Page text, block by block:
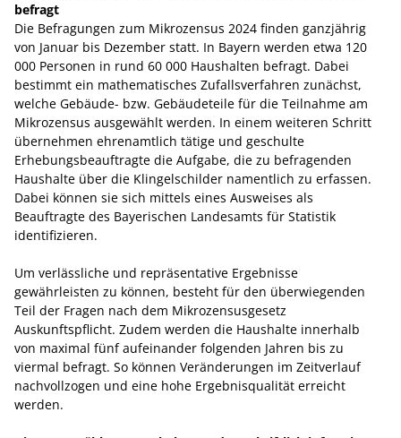
befragt
Die Befragungen zum Mikrozensus 2024 finden ganzjährig
von Januar bis Dezember statt. In Bayern werden etwa 120
000 Personen in rund 60 000 Haushalten befragt. Dabei
bestimmt ein mathematisches Zufallsverfahren zunächst,
welche Gebäude- bzw. Gebäudeteile für die Teilnahme am
Mikrozensus ausgewählt werden. In einem weiteren Schritt
übernehmen ehrenamtlich tätige und geschulte
Erhebungsbeauftragte die Aufgabe, die zu befragenden
Haushalte über die Klingelschilder namentlich zu erfassen.
Dabei können sie sich mittels eines Ausweises als
Beauftragte des Bayerischen Landesamts für Statistik
identifizieren.
Um verlässliche und repräsentative Ergebnisse
gewährleisten zu können, besteht für den überwiegenden
Teil der Fragen nach dem Mikrozensusgesetz
Auskunftspflicht. Zudem werden die Haushalte innerhalb
von maximal fünf aufeinander folgenden Jahren bis zu
viermal befragt. So können Veränderungen im Zeitverlauf
nachvollzogen und eine hohe Ergebnisqualität erreicht
werden.